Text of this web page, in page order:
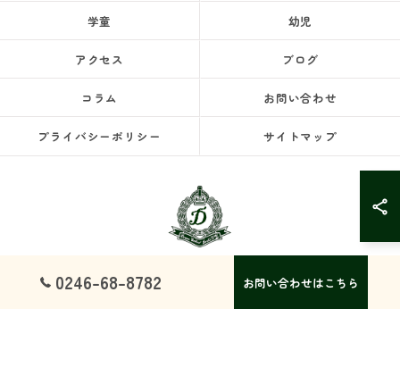
0246-68-8782 お問い合わせはこちら
学童 幼児
アクセス ブログ
コラム お問い合わせ
プライバシーポリシー サイトマップ
© 2026 福島県いわき市の塾ならドリームスクール ALL RIGHTS RESERVED.